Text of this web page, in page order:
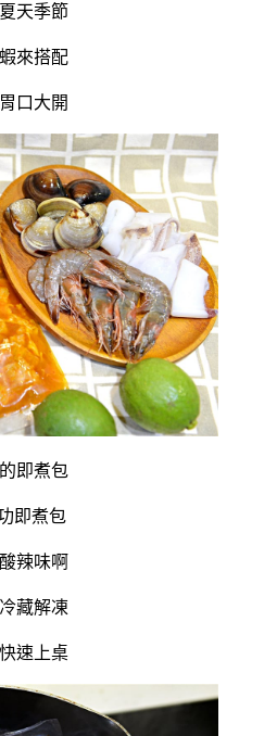
天季節
來搭配
口大開
即煮包
即煮包
辣味啊
藏解凍
速上桌